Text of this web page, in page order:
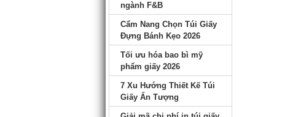
ngành F&B
Cẩm Nang Chọn Túi Giấy
Đựng Bánh Kẹo 2026
Tối ưu hóa bao bì mỹ
phẩm giấy 2026
7 Xu Hướng Thiết Kế Túi
Giấy Ấn Tượng